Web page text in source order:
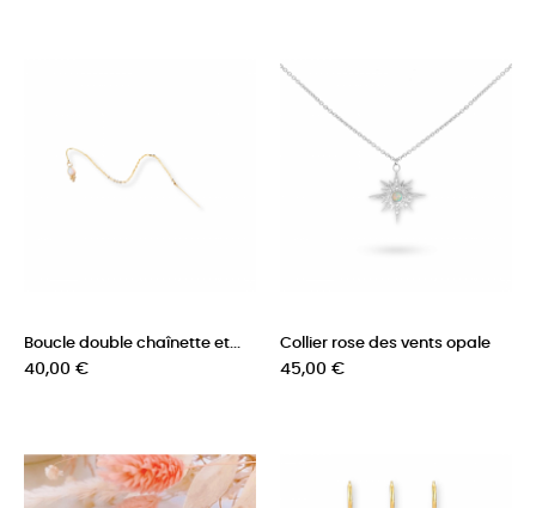
Boucle double chaînette et...
Prix
40,00 €
Collier rose des vents opale
Prix
45,00 €